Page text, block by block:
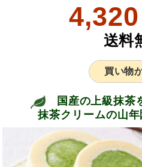
4,320
送料
買い物
国産の上級抹茶
抹茶クリームの山